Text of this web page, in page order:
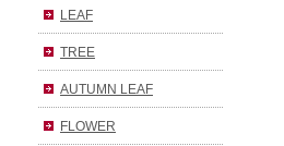
LEAF
TREE
AUTUMN LEAF
FLOWER